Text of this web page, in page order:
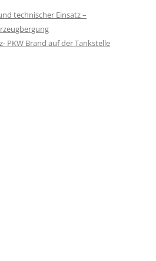
technischer Einsatz –
PKW Brand auf der Tankstelle